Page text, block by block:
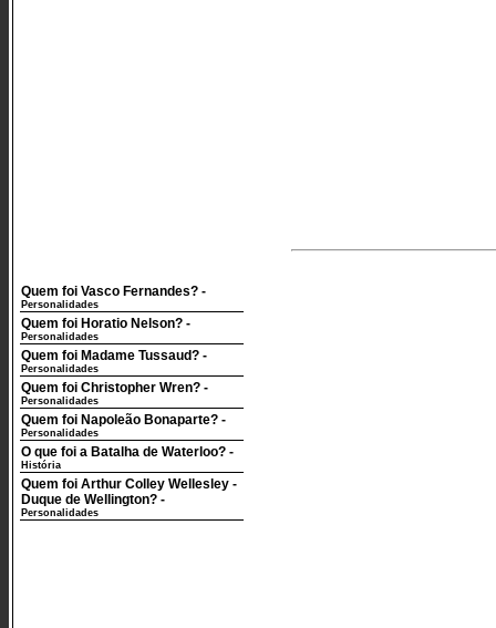
Quem foi Vasco Fernandes? -
Personalidades
Quem foi Horatio Nelson? -
Personalidades
Quem foi Madame Tussaud? -
Personalidades
Quem foi Christopher Wren? -
Personalidades
Quem foi Napoleão Bonaparte? -
Personalidades
O que foi a Batalha de Waterloo? -
História
Quem foi Arthur Colley Wellesley -
Duque de Wellington? -
Personalidades